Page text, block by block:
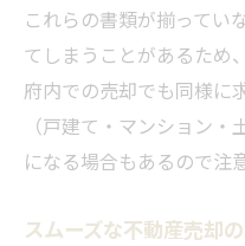
これらの書類が揃ってい
てしまうことがあるため
府内での売却でも同様に
（戸建て・マンション
になる場合もあるので注
スムーズな不動産売却